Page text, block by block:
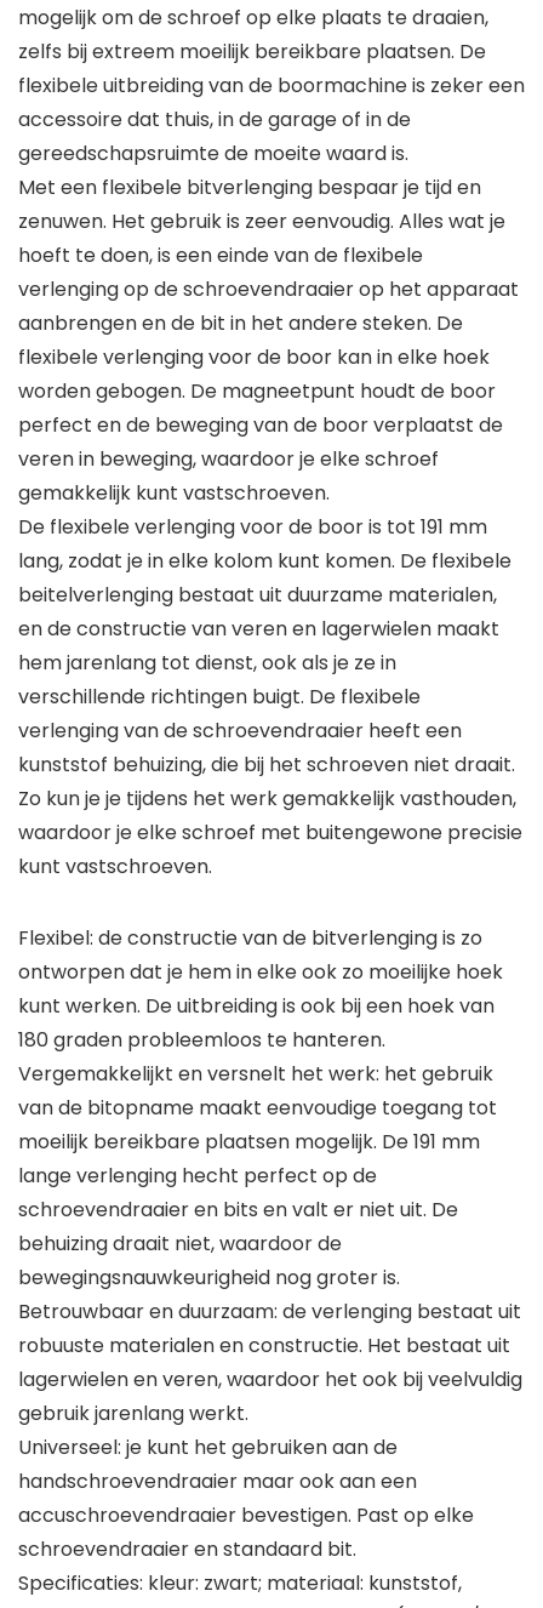
mogelijk om de schroef op elke plaats te draaien,
zelfs bij extreem moeilijk bereikbare plaatsen. De
flexibele uitbreiding van de boormachine is zeker een
accessoire dat thuis, in de garage of in de
gereedschapsruimte de moeite waard is.
Met een flexibele bitverlenging bespaar je tijd en
zenuwen. Het gebruik is zeer eenvoudig. Alles wat je
hoeft te doen, is een einde van de flexibele
verlenging op de schroevendraaier op het apparaat
aanbrengen en de bit in het andere steken. De
flexibele verlenging voor de boor kan in elke hoek
worden gebogen. De magneetpunt houdt de boor
perfect en de beweging van de boor verplaatst de
veren in beweging, waardoor je elke schroef
gemakkelijk kunt vastschroeven.
De flexibele verlenging voor de boor is tot 191 mm
lang, zodat je in elke kolom kunt komen. De flexibele
beitelverlenging bestaat uit duurzame materialen,
en de constructie van veren en lagerwielen maakt
hem jarenlang tot dienst, ook als je ze in
verschillende richtingen buigt. De flexibele
verlenging van de schroevendraaier heeft een
kunststof behuizing, die bij het schroeven niet draait.
Zo kun je je tijdens het werk gemakkelijk vasthouden,
waardoor je elke schroef met buitengewone precisie
kunt vastschroeven.
Flexibel: de constructie van de bitverlenging is zo
ontworpen dat je hem in elke ook zo moeilijke hoek
kunt werken. De uitbreiding is ook bij een hoek van
180 graden probleemloos te hanteren.
Vergemakkelijkt en versnelt het werk: het gebruik
van de bitopname maakt eenvoudige toegang tot
moeilijk bereikbare plaatsen mogelijk. De 191 mm
lange verlenging hecht perfect op de
schroevendraaier en bits en valt er niet uit. De
behuizing draait niet, waardoor de
bewegingsnauwkeurigheid nog groter is.
Betrouwbaar en duurzaam: de verlenging bestaat uit
robuuste materialen en constructie. Het bestaat uit
lagerwielen en veren, waardoor het ook bij veelvuldig
gebruik jarenlang werkt.
Universeel: je kunt het gebruiken aan de
handschroevendraaier maar ook aan een
accuschroevendraaier bevestigen. Past op elke
schroevendraaier en standaard bit.
Specificaties: kleur: zwart; materiaal: kunststof,